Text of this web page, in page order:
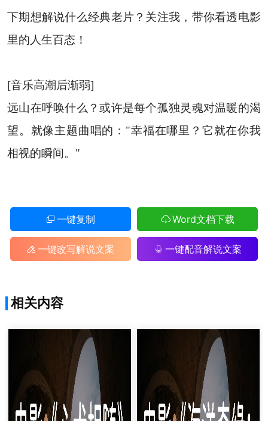
下期想解说什么经典老片？关注我，带你看透电影
里的人生百态！
[音乐高潮后渐弱]
远山在呼唤什么？或许是每个孤独灵魂对温暖的渴
望。就像主题曲唱的："幸福在哪里？它就在你我
相视的瞬间。"
一键复制 Word文档下载
一键改写解说文案 一键配音解说文案
相关内容